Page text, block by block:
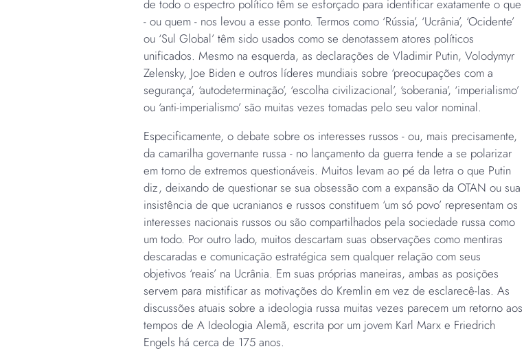
de todo o espectro político têm se esforçado para identificar exatamente o que
- ou quem - nos levou a esse ponto. Termos como ‘Rússia’, ‘Ucrânia’, ‘Ocidente’
ou ‘Sul Global’ têm sido usados como se denotassem atores políticos
unificados. Mesmo na esquerda, as declarações de Vladimir Putin, Volodymyr
Zelensky, Joe Biden e outros líderes mundiais sobre ‘preocupações com a
segurança’, ‘autodeterminação’, ‘escolha civilizacional’, ‘soberania’, ‘imperialismo’
ou ‘anti-imperialismo’ são muitas vezes tomadas pelo seu valor nominal.
Especificamente, o debate sobre os interesses russos - ou, mais precisamente,
da camarilha governante russa - no lançamento da guerra tende a se polarizar
em torno de extremos questionáveis. Muitos levam ao pé da letra o que Putin
diz, deixando de questionar se sua obsessão com a expansão da OTAN ou sua
insistência de que ucranianos e russos constituem ‘um só povo’ representam os
interesses nacionais russos ou são compartilhados pela sociedade russa como
um todo. Por outro lado, muitos descartam suas observações como mentiras
descaradas e comunicação estratégica sem qualquer relação com seus
objetivos ‘reais’ na Ucrânia. Em suas próprias maneiras, ambas as posições
servem para mistificar as motivações do Kremlin em vez de esclarecê-las. As
discussões atuais sobre a ideologia russa muitas vezes parecem um retorno aos
tempos de A Ideologia Alemã, escrita por um jovem Karl Marx e Friedrich
Engels há cerca de 175 anos.